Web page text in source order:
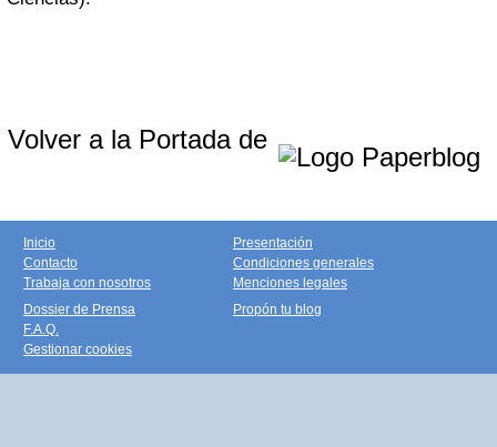
Volver a la Portada de
Inicio
Contacto
Trabaja con nosotros
Presentación
Condiciones generales
Menciones legales
Dossier de Prensa
F.A.Q.
Gestionar cookies
Propón tu blog